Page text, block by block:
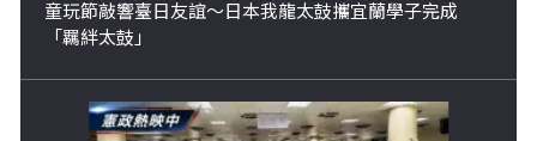
童玩節敲響臺日友誼～日本我龍太鼓攜宜蘭學子完成
「羈絆太鼓」